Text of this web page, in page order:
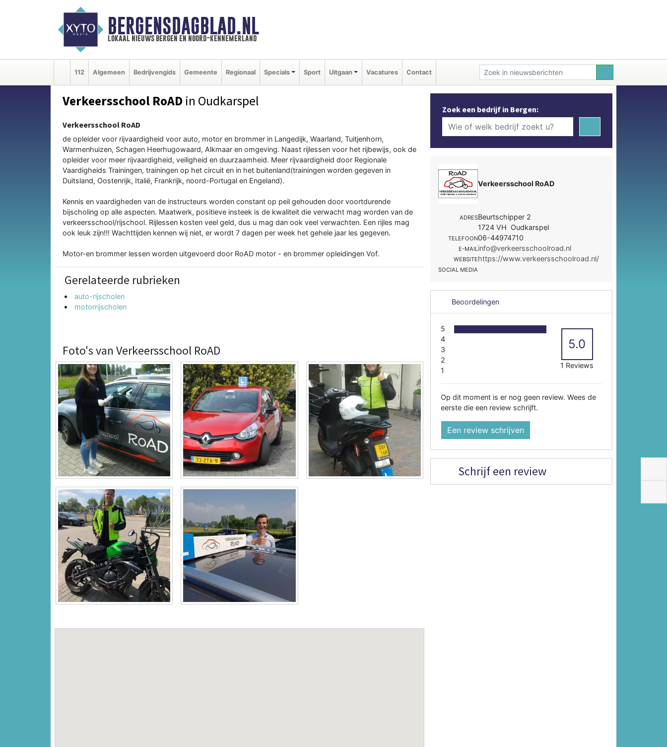
BERGENSDAGBLAD.NL
lokaal nieuws bergen en noord-kennemerland
112 Algemeen Bedrijvengids Gemeente Regionaal Specials Sport Uitgaan Vacatures Contact
Verkeersschool RoAD in Oudkarspel
Verkeersschool RoAD
de opleider voor rijvaardigheid voor auto, motor en brommer in Langedijk, Waarland, Tuitjenhorn,
Warmenhuizen, Schagen Heerhugowaard, Alkmaar en omgeving. Naast rijlessen voor het rijbewijs, ook de
opleider voor meer rijvaardigheid, veiligheid en duurzaamheid. Meer rijvaardigheid door Regionale
Vaardigheids Trainingen, trainingen op het circuit en in het buitenland(trainingen worden gegeven in
Duitsland, Oostenrijk, Italië, Frankrijk, noord-Portugal en Engeland).
Kennis en vaardigheden van de instructeurs worden constant op peil gehouden door voortdurende
bijscholing op alle aspecten. Maatwerk, positieve insteek is de kwaliteit die verwacht mag worden van de
verkeersschool/rijschool. Rijlessen kosten veel geld, dus u mag dan ook veel verwachten. Een rijles mag
ook leuk zijn!!! Wachttijden kennen wij niet, er wordt 7 dagen per week het gehele jaar les gegeven.
Motor-en brommer lessen worden uitgevoerd door RoAD motor - en brommer opleidingen Vof.
Gerelateerde rubrieken
auto-rijscholen
motorrijscholen
Foto's van Verkeersschool RoAD
Zoek een bedrijf in Bergen:
Verkeersschool RoAD
ADRESBeurtschipper 2
1724 VH Oudkarspel
TELEFOON06-44974710
E-MAILinfo@verkeersschoolroad.nl
WEBSITEhttps://www.verkeersschoolroad.nl/
SOCIAL MEDIA
Beoordelingen
5
4
3
2
1
5.0
1 Reviews
Op dit moment is er nog geen review. Wees de
eerste die een review schrijft.
Een review schrijven
Schrijf een review